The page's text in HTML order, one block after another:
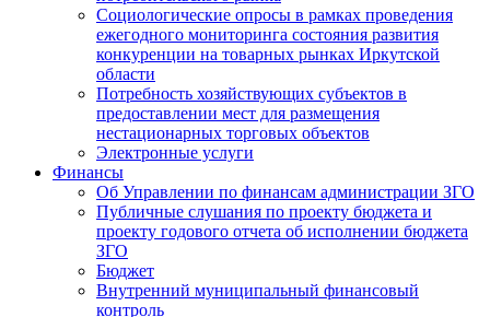
Социологические опросы в рамках проведения
ежегодного мониторинга состояния развития
конкуренции на товарных рынках Иркутской
области
Потребность хозяйствующих субъектов в
предоставлении мест для размещения
нестационарных торговых объектов
Электронные услуги
Финансы
Об Управлении по финансам администрации ЗГО
Публичные слушания по проекту бюджета и
проекту годового отчета об исполнении бюджета
ЗГО
Бюджет
Внутренний муниципальный финансовый
контроль